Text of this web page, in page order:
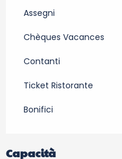
Assegni
Chèques Vacances
Contanti
Ticket Ristorante
Bonifici
Capacità